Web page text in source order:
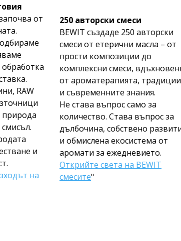
от
RAW
природа
и
на
250 авторски смеси
BEWIT създаде 250 авторски
смеси от етерични масла – от
прости композиции до
комплексни смеси,
от ароматерапията,
и съвременните знания.
Не става въпрос само за
количество. Става въпрос за
дълбочина, собствено
и обмислена екосистема от
аромати за ежедневието.
Открийте света на BEWIT
смесите"